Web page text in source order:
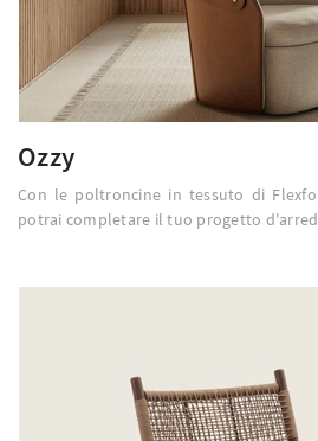
Ozzy
Con le poltroncine in tessuto di
potrai completare il tuo progetto